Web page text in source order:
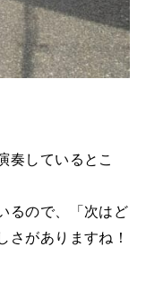
奏しているとこ
るので、「次はど
さがありますね！